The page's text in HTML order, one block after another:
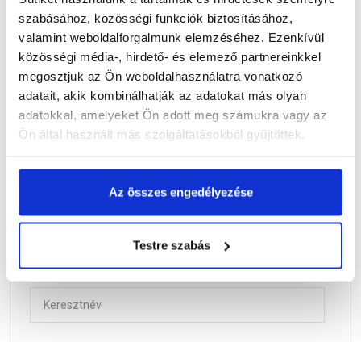
szabásához, közösségi funkciók biztosításához,
valamint weboldalforgalmunk elemzéséhez. Ezenkívül
közösségi média-, hirdető- és elemező partnereinkkel
megosztjuk az Ön weboldalhasználatra vonatkozó
adatait, akik kombinálhatják az adatokat más olyan
adatokkal, amelyeket Ön adott meg számukra vagy az
Ön által használt más szolgáltatásokból gyűjtöttek.
Az összes engedélyezése
Testre szabás
Azépítőanyag.huhírleveleiben hasznos információkkal,
első kézből kapsz tájékoztatást, így nemcsak hogy jó